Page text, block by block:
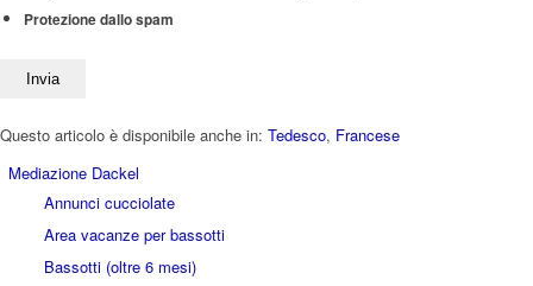
Protezione dallo spam
Questo articolo è disponibile anche in: Tedesco Francese
Mediazione Dackel
Annunci cucciolate
Area vacanze per bassotti
Bassotti (oltre 6 mesi)